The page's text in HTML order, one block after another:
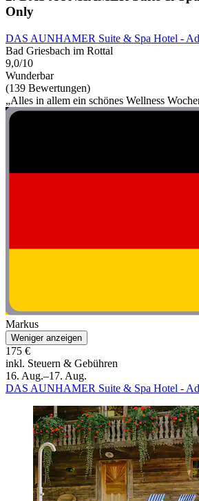
Only
DAS AUNHAMER Suite & Spa Hotel -
Bad Griesbach im Rottal
9,0/10
Wunderbar
(139 Bewertungen)
„Alles in allem ein schönes Wellness
Markus
Weniger anzeigen
175 €
inkl. Steuern & Gebühren
16. Aug.–17. Aug.
DAS AUNHAMER Suite & Spa Hotel -